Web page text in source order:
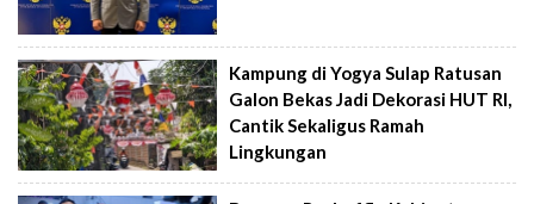
Kampung di Yogya Sulap Ratusan
Galon Bekas Jadi Dekorasi HUT RI,
Cantik Sekaligus Ramah
Lingkungan